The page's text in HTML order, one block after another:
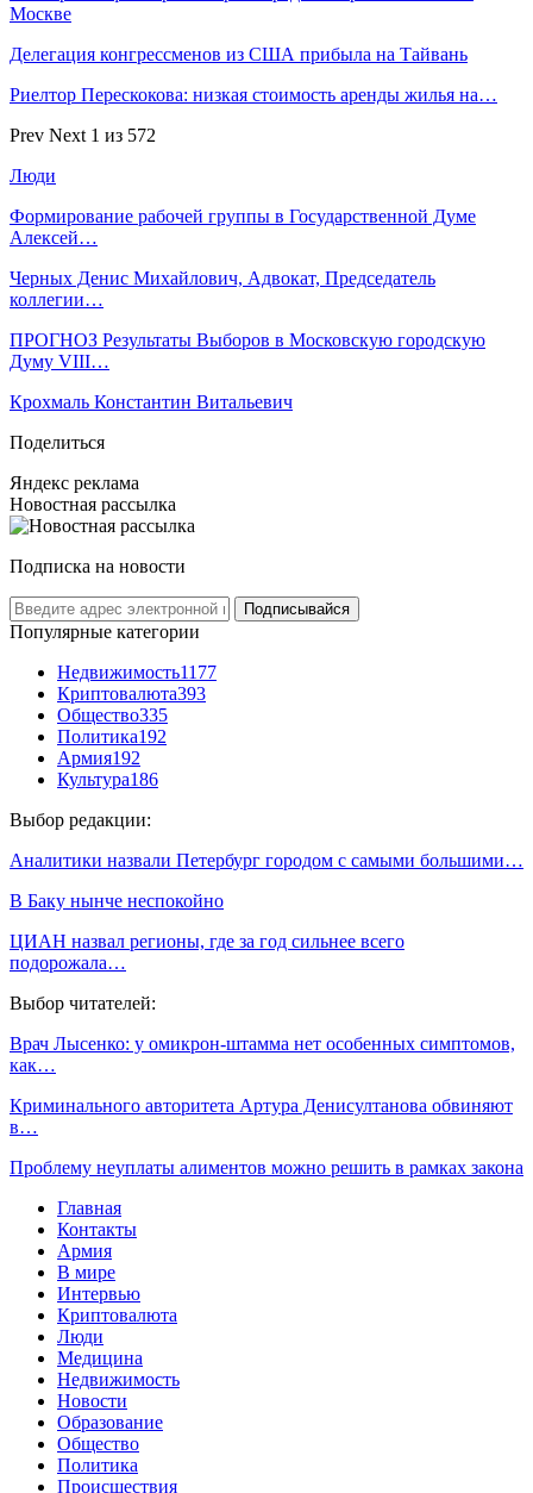
Москве
Делегация конгрессменов из США прибыла на Тайвань
Риелтор Перескокова: низкая стоимость аренды жилья на…
Prev Next 1 из 572
Люди
Формирование рабочей группы в Государственной Думе
Алексей…
Черных Денис Михайлович, Адвокат, Председатель
коллегии…
ПРОГНОЗ Результаты Выборов в Московскую городскую
Думу VIII…
Крохмаль Константин Витальевич
Поделиться
Яндекс реклама
Новостная рассылка
Подписка на новости
Подписывайся
Популярные категории
Недвижимость1177
Криптовалюта393
Общество335
Политика192
Армия192
Культура186
Выбор редакции:
Аналитики назвали Петербург городом с самыми большими…
В Баку нынче неспокойно
ЦИАН назвал регионы, где за год сильнее всего
подорожала…
Выбор читателей:
Врач Лысенко: у омикрон-штамма нет особенных симптомов,
как…
Криминального авторитета Артура Денисултанова обвиняют
в…
Проблему неуплаты алиментов можно решить в рамках закона
Главная
Контакты
Армия
В мире
Интервью
Криптовалюта
Люди
Медицина
Недвижимость
Новости
Образование
Общество
Политика
Происшествия